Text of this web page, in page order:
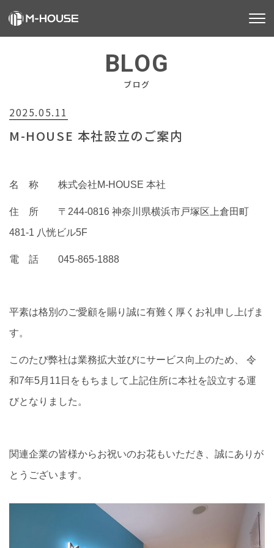
不動産事業
建築事業
お客様の声
会社情報
お知らせ
イベント情報
営業時間／10：00〜19：00 定休日／水曜日
BLOG
ブログ
2025.05.11
M-HOUSE 本社設立のご案内
名 称 株式会社M-HOUSE 本社
住 所 〒244-0816 神奈川県横浜市戸塚区上倉田町
481-1 八恍ビル5F
電 話 045-865-1888
平素は格別のご愛顧を賜り誠に有難く厚くお礼申し上げま
す。
このたび弊社は業務拡大並びにサービス向上のため、 令
和7年5月11日をもちまして上記住所に本社を設立する運
びとなりました。
関連企業の皆様からお祝いのお花もいただき、誠にありが
とうございます。